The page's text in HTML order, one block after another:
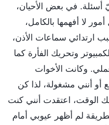
أسئلة. في بعض الأحيان،
لا أفهمها بالكامل،
ارتدائي سماعات الأذن،
وتحريك الفأرة كما
وكانت الأخوات
أو أنني مشغولة، لذا كن
الوقت، اعتقدت أنني كنت
لم أظهر عيوبي أمام